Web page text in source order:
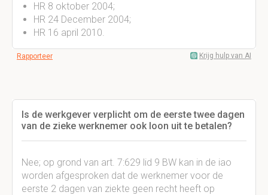
HR 8 oktober 2004;
HR 24 December 2004;
HR 16 april 2010.
Rapporteer Krijg hulp van AI
Is de werkgever verplicht om de eerste twee dagen
van de zieke werknemer ook loon uit te betalen?
Nee; op grond van art. 7:629 lid 9 BW kan in de iao
worden afgesproken dat de werknemer voor de
eerste 2 dagen van ziekte geen recht heeft op